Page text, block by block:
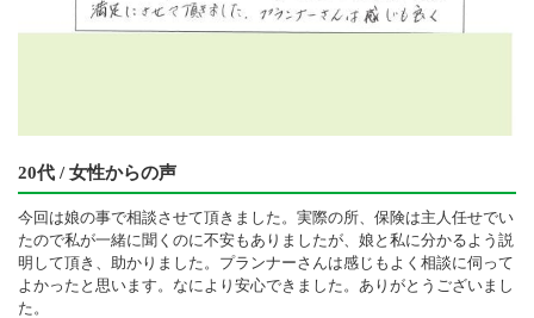
20代 / 女性からの声
今回は娘の事で相談させて頂きました。実際の所、保険は主人任せでい
たので私が一緒に聞くのに不安もありましたが、娘と私に分かるよう説
明して頂き、助かりました。プランナーさんは感じもよく相談に伺って
よかったと思います。なにより安心できました。ありがとうございまし
た。